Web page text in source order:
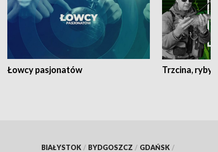
Łowcy pasjonatów Trzcina, ryby
BIAŁYSTOK / BYDGOSZCZ / GDAŃSK /